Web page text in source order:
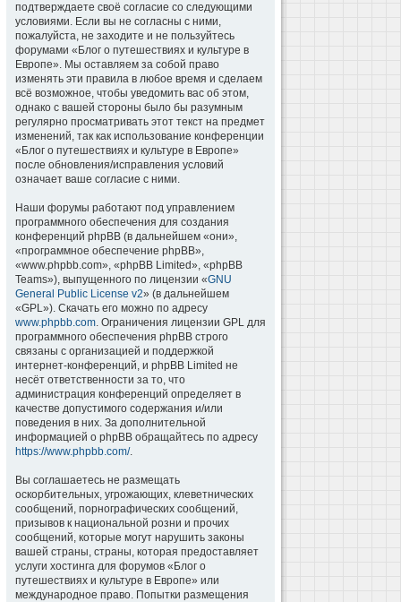
подтверждаете своё согласие со следующими
условиями. Если вы не согласны с ними,
пожалуйста, не заходите и не пользуйтесь
форумами «Блог о путешествиях и культуре в
Европе». Мы оставляем за собой право
изменять эти правила в любое время и сделаем
всё возможное, чтобы уведомить вас об этом,
однако с вашей стороны было бы разумным
регулярно просматривать этот текст на предмет
изменений, так как использование конференции
«Блог о путешествиях и культуре в Европе»
после обновления/исправления условий
означает ваше согласие с ними.
Наши форумы работают под управлением
программного обеспечения для создания
конференций phpBB (в дальнейшем «они»,
«программное обеспечение phpBB»,
«www.phpbb.com», «phpBB Limited», «phpBB
Teams»), выпущенного по лицензии «GNU
General Public License v2» (в дальнейшем
«GPL»). Скачать его можно по адресу
www.phpbb.com. Ограничения лицензии GPL для
программного обеспечения phpBB строго
связаны с организацией и поддержкой
интернет-конференций, и phpBB Limited не
несёт ответственности за то, что
администрация конференций определяет в
качестве допустимого содержания и/или
поведения в них. За дополнительной
информацией о phpBB обращайтесь по адресу
https://www.phpbb.com/.
Вы соглашаетесь не размещать
оскорбительных, угрожающих, клеветнических
сообщений, порнографических сообщений,
призывов к национальной розни и прочих
сообщений, которые могут нарушить законы
вашей страны, страны, которая предоставляет
услуги хостинга для форумов «Блог о
путешествиях и культуре в Европе» или
международное право. Попытки размещения